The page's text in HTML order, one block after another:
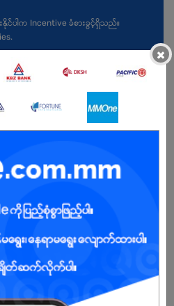
နိုင်ပါက Incentive ခံစားခွင့်ရှိသည်။
×